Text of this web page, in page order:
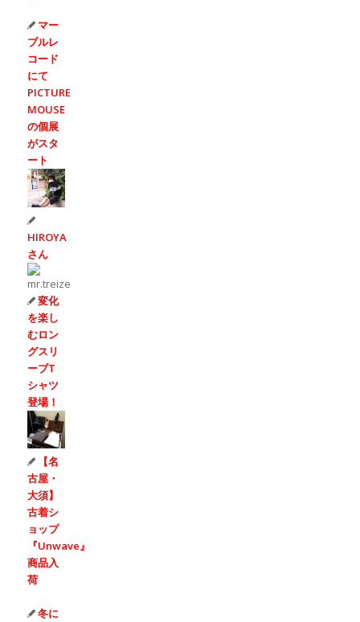
マー
ブルレ
コード
にて
PICTURE
MOUSE
の個展
がスタ
ート
HIROYA
さん
変化
を楽し
むロン
グスリ
ーブT
シャツ
登場！
【名
古屋・
大須】
古着シ
ョップ
『Unwave』
商品入
荷
冬に